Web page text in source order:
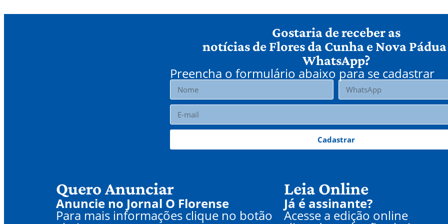
Gostaria de receber as
notícias de Flores da Cunha e Nova
WhatsApp?
Preencha o formulário abaixo para se cadastrar
Cadastrar
Quero Anunciar
Anuncie no Jornal O Florense
Para mais informações clique no botão
Leia Online
Já é assinante?
Acesse a edição online